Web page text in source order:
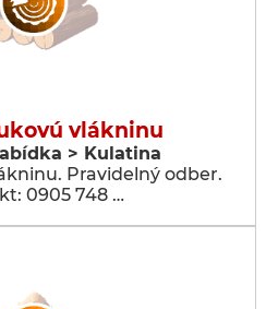
vlákninu
> Kulatina
Pravidelný odber.
0905 748 …